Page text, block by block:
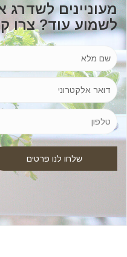
מעוניינים
לשמוע עוד? צרו